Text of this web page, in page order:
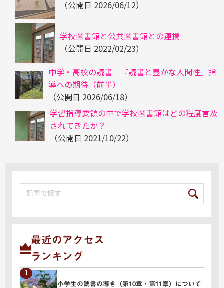
（公開日 2026/06/12）
学校図書館と公共図書館との連携
（公開日 2022/02/23）
中学・高校の読書 『読書と豊かな人間性』指
導への期待（前半）
（公開日 2026/06/18）
学習指導要領の中で学校図書館はどの程度言及
されてきたか？
（公開日 2021/10/22）
最近のアクセス
ランキング
小学生の読書の導き（第10章・第11章）について